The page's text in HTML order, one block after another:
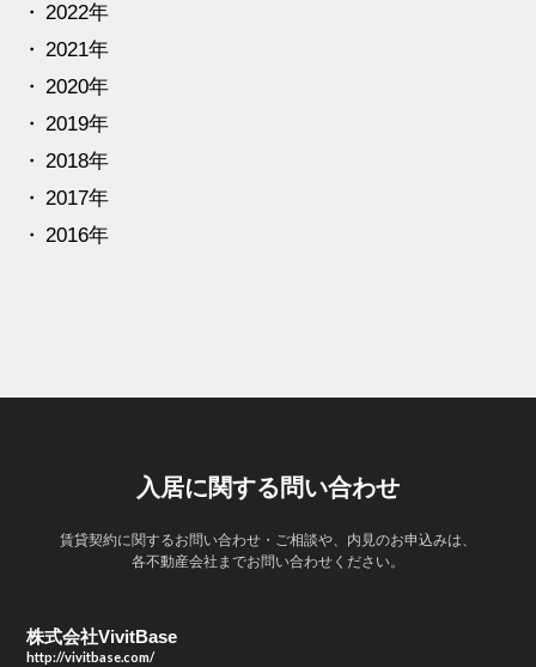
2022年
2021年
2020年
2019年
2018年
2017年
2016年
入居に関する問い合わせ
賃貸契約に関するお問い合わせ・ご相談や、内見のお申込みは、
各不動産会社までお問い合わせください。
株式会社VivitBase
http://vivitbase.com/